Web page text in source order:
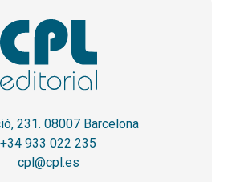
231. 08007 Barcelona
+34 933 022 235
cpl@cpl.es